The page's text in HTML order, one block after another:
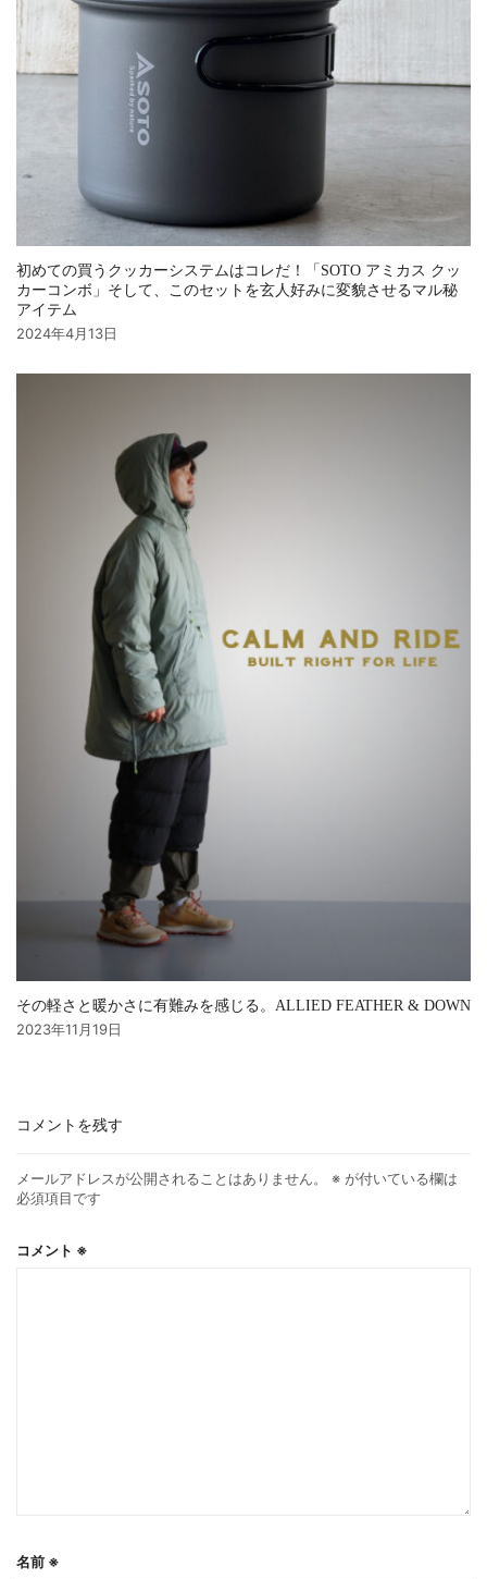
初めての買うクッカーシステムはコレだ！「SOTO アミカス クッ
カーコンボ」そして、このセットを玄人好みに変貌させるマル秘
アイテム
2024年4月13日
その軽さと暖かさに有難みを感じる。ALLIED FEATHER & DOWN
2023年11月19日
コメントを残す
メールアドレスが公開されることはありません。 ※ が付いている欄は
必須項目です
コメント ※
名前 ※